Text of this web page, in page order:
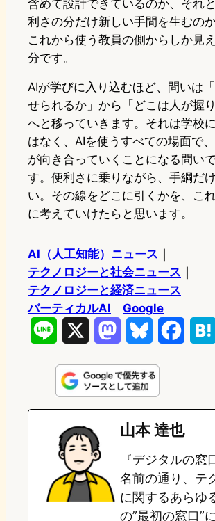
含めて設計できているのか、それ
利さの分だけ新しい手間を生むのか
これから使う教員の側からしか見
分です。
AIが学びに入り込むほど、問いは
せられるか」から「どこは人が握り
へと移っていきます。それは学校
はなく、AIを使うすべての場面で
が向き合っていくことになる問い
す。便利さに乗りながら、手綱だ
い。その線をどこに引くかを、こ
に考えていけたらと思います。
AI（人工知能）ニュース
テクノロジーと社会ニュース
テクノロジーと経済ニュース
バーティカルAI
Google
n
e
s
t
o
o
n
u
e
s
k
e
b
o
o
k
山本 達也
『デジタルの窓
名前の通り、テ
に関するあらゆ
の”最初の窓口”